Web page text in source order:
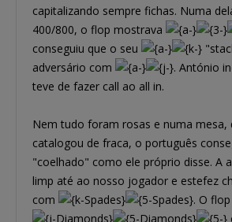
capitalizando sempre fichas. Numa
400/800, o flop mostrava
conseguiu que o seu
adversário com
. António
teve de fazer call ao all in.
Nem tudo foram rosas e numa mesa,
catalogou de fraca, o português
"coelhado" como ele próprio disse. A
limp até ao nosso jogador e estefez
com
. O